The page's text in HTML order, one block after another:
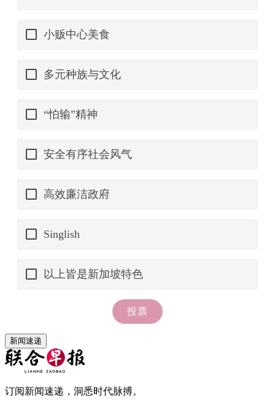
新闻速递
订阅新闻速递，洞悉时代脉搏。